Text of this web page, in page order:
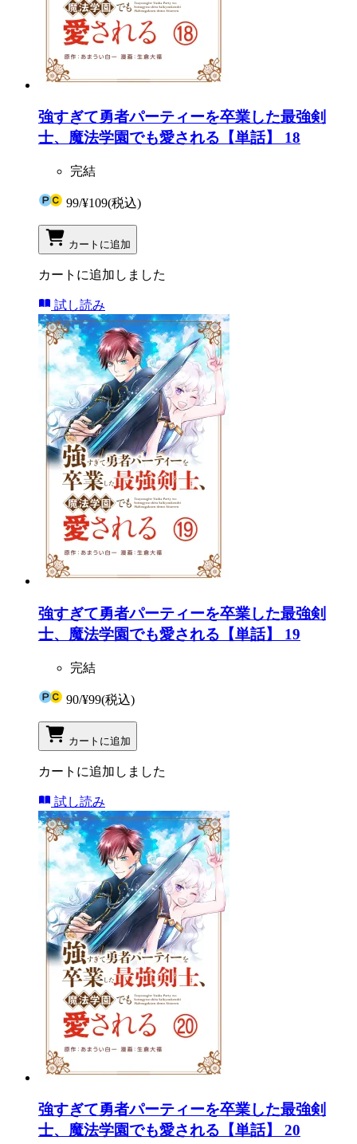
強すぎて勇者パーティーを卒業した最強剣
士、魔法学園でも愛される【単話】 18
完結
99/¥109(税込)
カートに追加
カートに追加しました
試し読み
強すぎて勇者パーティーを卒業した最強剣
士、魔法学園でも愛される【単話】 19
完結
90/¥99(税込)
カートに追加
カートに追加しました
試し読み
強すぎて勇者パーティーを卒業した最強剣
士、魔法学園でも愛される【単話】 20